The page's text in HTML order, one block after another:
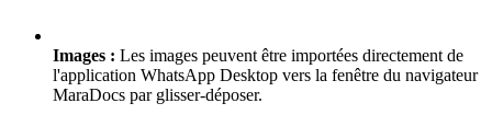
Images : Les images peuvent être importées directement de
l'application WhatsApp Desktop vers la fenêtre du navigateur
MaraDocs par glisser-déposer.